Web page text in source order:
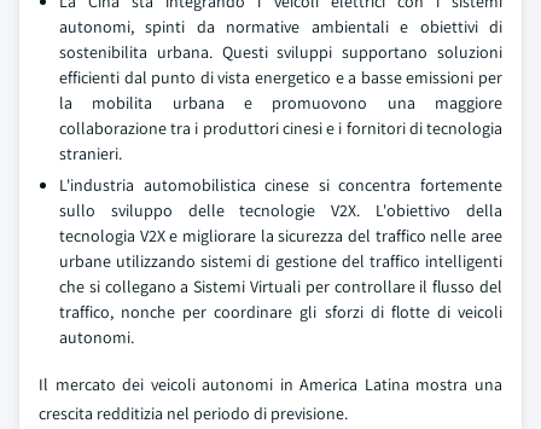
autonomi, spinti da normative ambientali e obiettivi di
sostenibilita urbana. Questi sviluppi supportano soluzioni
efficienti dal punto di vista energetico e a basse emissioni per
la mobilita urbana e promuovono una maggiore
collaborazione tra i produttori cinesi e i fornitori di tecnologia
stranieri.
L'industria automobilistica cinese si concentra fortemente
sullo sviluppo delle tecnologie V2X. L'obiettivo della
tecnologia V2X e migliorare la sicurezza del traffico nelle aree
urbane utilizzando sistemi di gestione del traffico intelligenti
che si collegano a Sistemi Virtuali per controllare il flusso del
traffico, nonche per coordinare gli sforzi di flotte di veicoli
autonomi.
Il mercato dei veicoli autonomi in America Latina mostra una
crescita redditizia nel periodo di previsione.